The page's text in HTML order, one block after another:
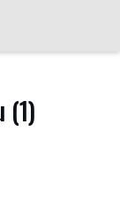
(1)